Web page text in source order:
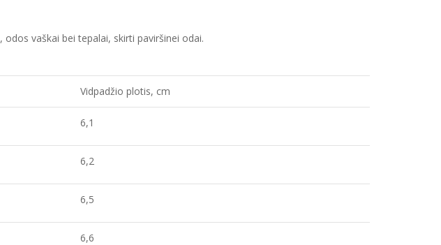
, odos vaškai bei tepalai, skirti paviršinei odai.
Vidpadžio plotis, cm
6,1
6,2
6,5
6,6